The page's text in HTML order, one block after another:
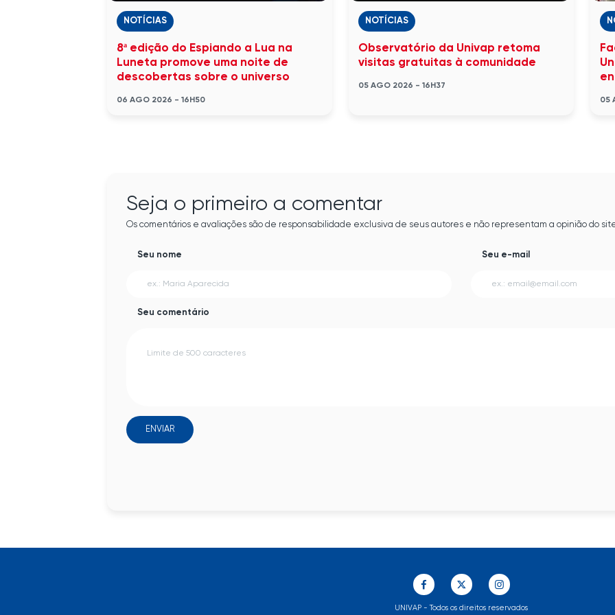
NOTÍCIAS
8ª edição do Espiando a Lua na
Luneta promove uma noite de
descobertas sobre o universo
06 AGO 2026 - 16H50
NOTÍCIAS
Observatório da Univap retoma
visitas gratuitas à comunidade
05 AGO 2026 - 16H37
05
Seja o primeiro a comentar
Os comentários e avaliações são de responsabilidade exclusiva de seus autores e não representam a opinião do
Seu nome Seu e-mail
Seu comentário
ENVIAR
UNIVAP - Todos os direitos reservados